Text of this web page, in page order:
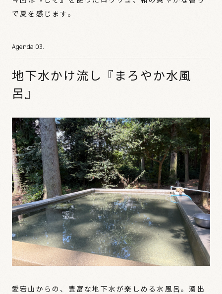
で夏を感じます。
地下水かけ流し『まろやか水風
呂』
愛宕山からの、豊富な地下水が楽しめる水風呂。湧出